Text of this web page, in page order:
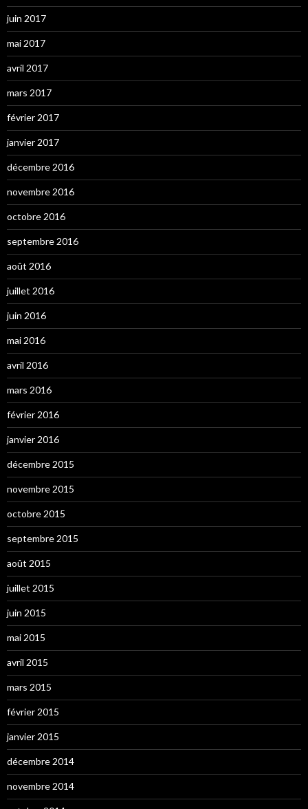
juin 2017
mai 2017
avril 2017
mars 2017
février 2017
janvier 2017
décembre 2016
novembre 2016
octobre 2016
septembre 2016
août 2016
juillet 2016
juin 2016
mai 2016
avril 2016
mars 2016
février 2016
janvier 2016
décembre 2015
novembre 2015
octobre 2015
septembre 2015
août 2015
juillet 2015
juin 2015
mai 2015
avril 2015
mars 2015
février 2015
janvier 2015
décembre 2014
novembre 2014